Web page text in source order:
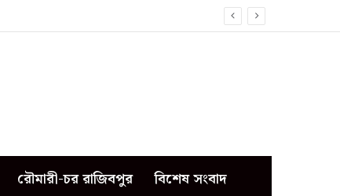
রৌমারী-চর রাজিবপুর বিশেষ সংবাদ